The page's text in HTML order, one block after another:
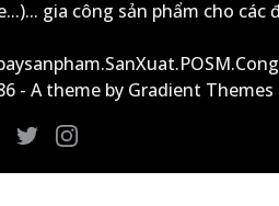
gia công sản phẩm cho các
- A theme by Gradient